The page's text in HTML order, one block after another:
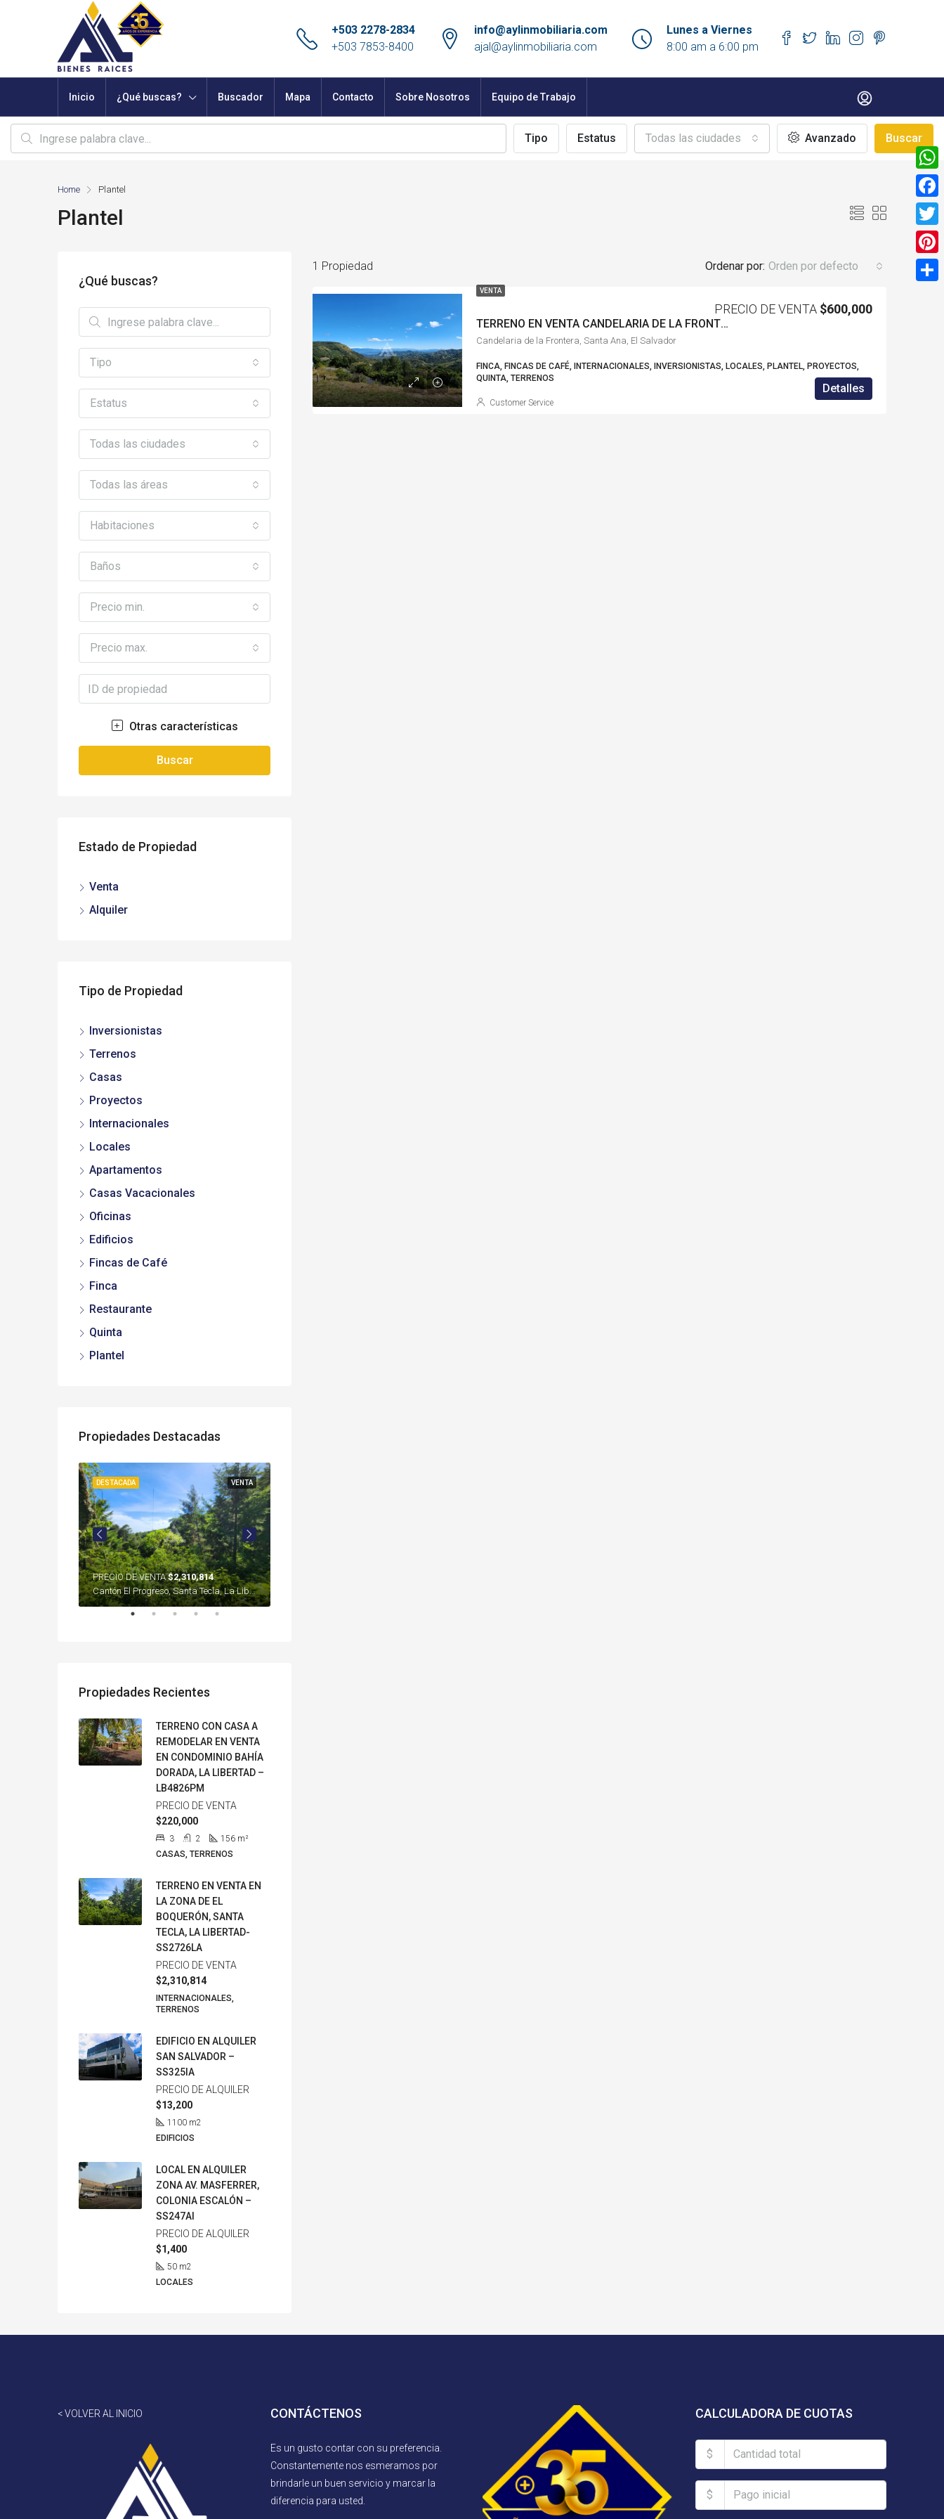
+503 2278-2834
+503 7853-8400
info@aylinmobiliaria.com
ajal@aylinmobiliaria.com
Lunes a Viernes
8:00 am a 6:00 pm
Inicio ¿Qué buscas? Buscador Mapa Contacto Sobre Nosotros Equipo de Trabajo
Tipo Estatus Todas las ciudades Avanzado Buscar
Home Plantel
Plantel
1 Propiedad Ordenar por: Orden por defecto
VENTA
TERRENO EN VENTA CANDELARIA DE LA FRONTERA -SA4923F
PRECIO DE VENTA $600,000
Candelaria de la Frontera, Santa Ana, El Salvador
FINCA, FINCAS DE CAFÉ, INTERNACIONALES, INVERSIONISTAS, LOCALES, PLANTEL, PROYECTOS,
QUINTA, TERRENOS
Detalles
Customer Service
¿Qué buscas?
Tipo
Estatus
Todas las ciudades
Todas las áreas
Habitaciones
Baños
Precio min.
Precio max.
Otras características
Buscar
Estado de Propiedad
Venta
Alquiler
Tipo de Propiedad
Inversionistas
Terrenos
Casas
Proyectos
Internacionales
Locales
Apartamentos
Casas Vacacionales
Oficinas
Edificios
Fincas de Café
Finca
Restaurante
Quinta
Plantel
Propiedades Destacadas
VENTA
DESTACADA
PRECIO DE VENTA$2,310,814
Cantón El Progreso, Santa Tecla, La Libertad Sur, La Libertad, 3970, El Salvador
Propiedades Recientes
TERRENO CON CASA A
REMODELAR EN VENTA
EN CONDOMINIO BAHÍA
DORADA, LA LIBERTAD –
LB4826PM
PRECIO DE VENTA
$220,000
3 2 156 m²
CASAS, TERRENOS
TERRENO EN VENTA EN
LA ZONA DE EL
BOQUERÓN, SANTA
TECLA, LA LIBERTAD-
SS2726LA
PRECIO DE VENTA
$2,310,814
INTERNACIONALES,
TERRENOS
EDIFICIO EN ALQUILER
SAN SALVADOR –
SS325IA
PRECIO DE ALQUILER
$13,200
1100 m2
EDIFICIOS
LOCAL EN ALQUILER
ZONA AV. MASFERRER,
COLONIA ESCALÓN –
SS247AI
PRECIO DE ALQUILER
$1,400
50 m2
LOCALES
< VOLVER AL INICIO CONTÁCTENOS
Es un gusto contar con su preferencia.
Constantemente nos esmeramos por
brindarle un buen servicio y marcar la
diferencia para usted.
CALCULADORA DE CUOTAS
$
$